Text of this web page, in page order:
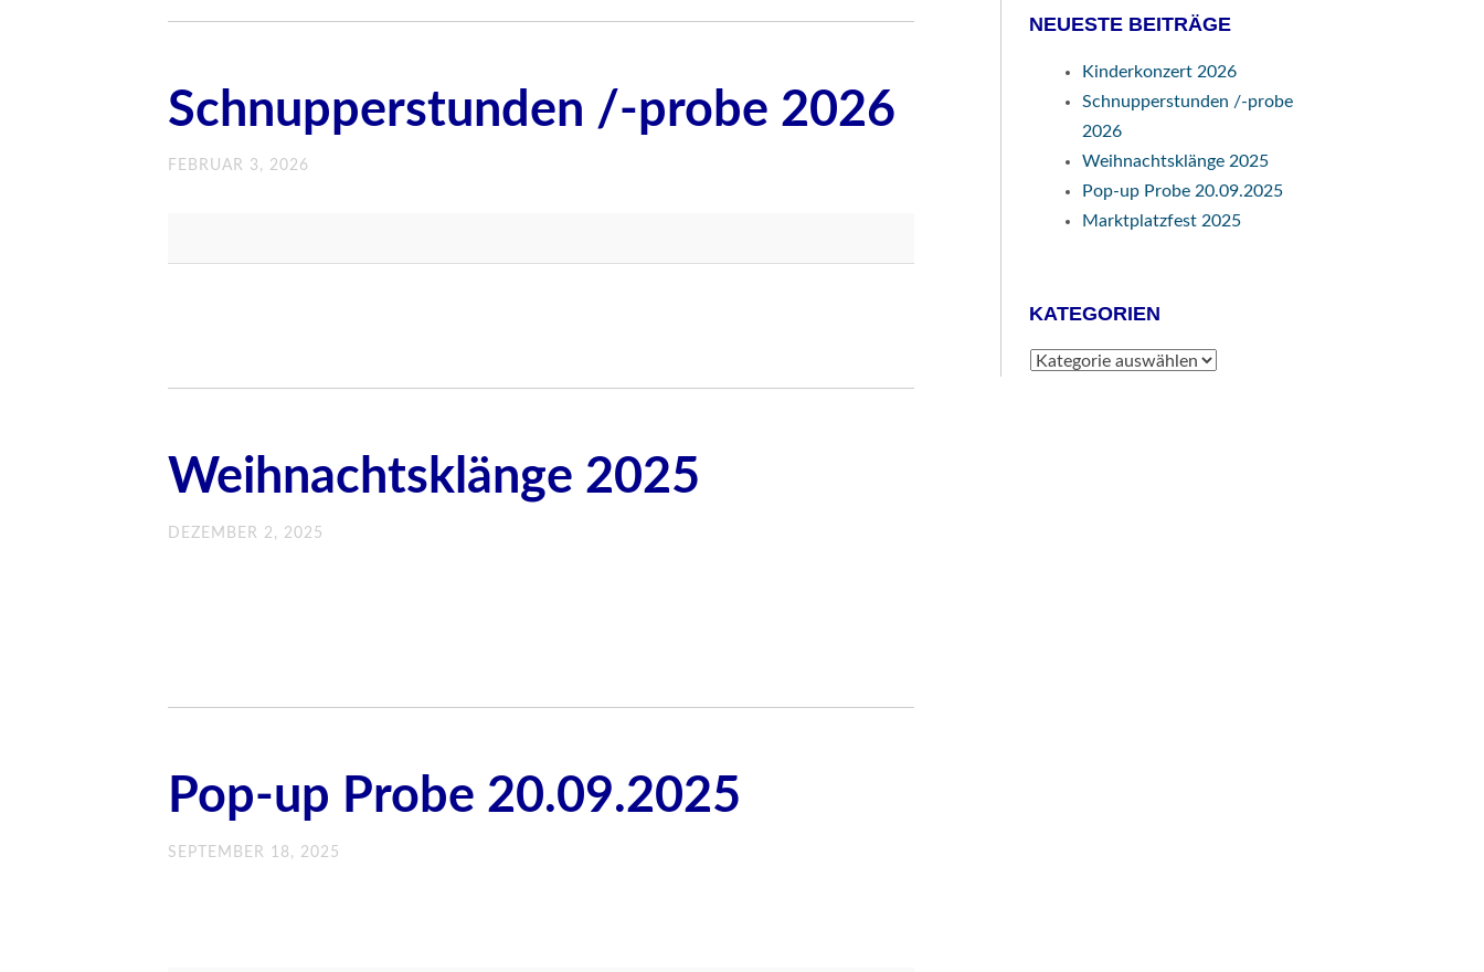
Schnupperstunden /-probe 2026
FEBRUAR 3, 2026
Weihnachtsklänge 2025
DEZEMBER 2, 2025
Pop-up Probe 20.09.2025
SEPTEMBER 18, 2025
NEUESTE BEITRÄGE
Kinderkonzert 2026
Schnupperstunden /-probe
2026
Weihnachtsklänge 2025
Pop-up Probe 20.09.2025
Marktplatzfest 2025
KATEGORIEN
Kategorien